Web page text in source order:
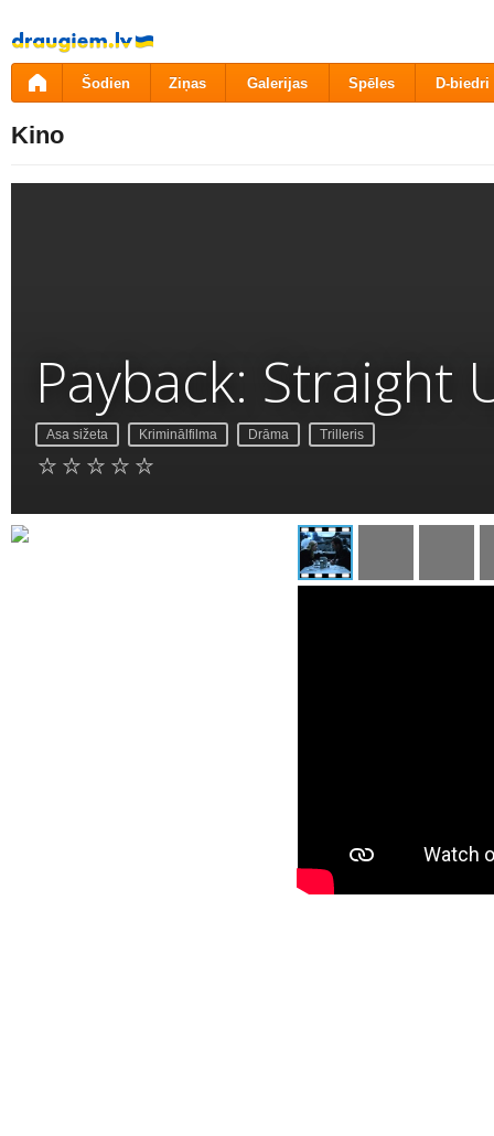
Pāriet
uz
saturu
Šodien Ziņas Galerijas Spēles D-biedri
Kino
Payback: Straight
Asa sižeta Kriminālfilma Drāma Trilleris